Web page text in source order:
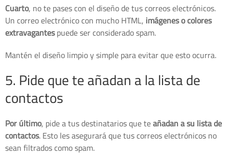
Cuarto, no te pases con el diseño de tus correos electrónicos.
Un correo electrónico con mucho HTML, imágenes o colores
extravagantespuede ser considerado spam.
Mantén el diseño limpio y simple para evitar que esto ocurra.
5. Pide que te añadan a la lista de
contactos
Por último, pide a tus destinatarios que teañadan a su lista de
contactos. Esto les asegurará que tus correos electrónicos no
sean filtrados como spam.